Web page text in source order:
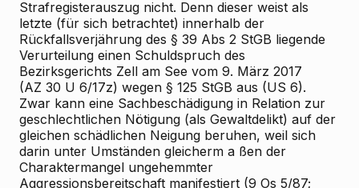
Strafregisterauszug nicht. Denn dieser weist als
letzte (für sich betrachtet) innerhalb der
Rückfallsverjährung des § 39 Abs 2 StGB liegende
Verurteilung einen Schuldspruch des
Bezirksgerichts Zell am See vom 9. März 2017
(AZ 30 U 6/17z) wegen § 125 StGB aus (US 6).
Zwar kann eine Sachbeschädigung in Relation zur
geschlechtlichen Nötigung (als Gewaltdelikt) auf der
gleichen schädlichen Neigung beruhen, weil sich
darin unter Umständen gleicherm a ßen der
Charaktermangel ungehemmter
Aggressionsbereitschaft manifestiert (9 Os 5/87;